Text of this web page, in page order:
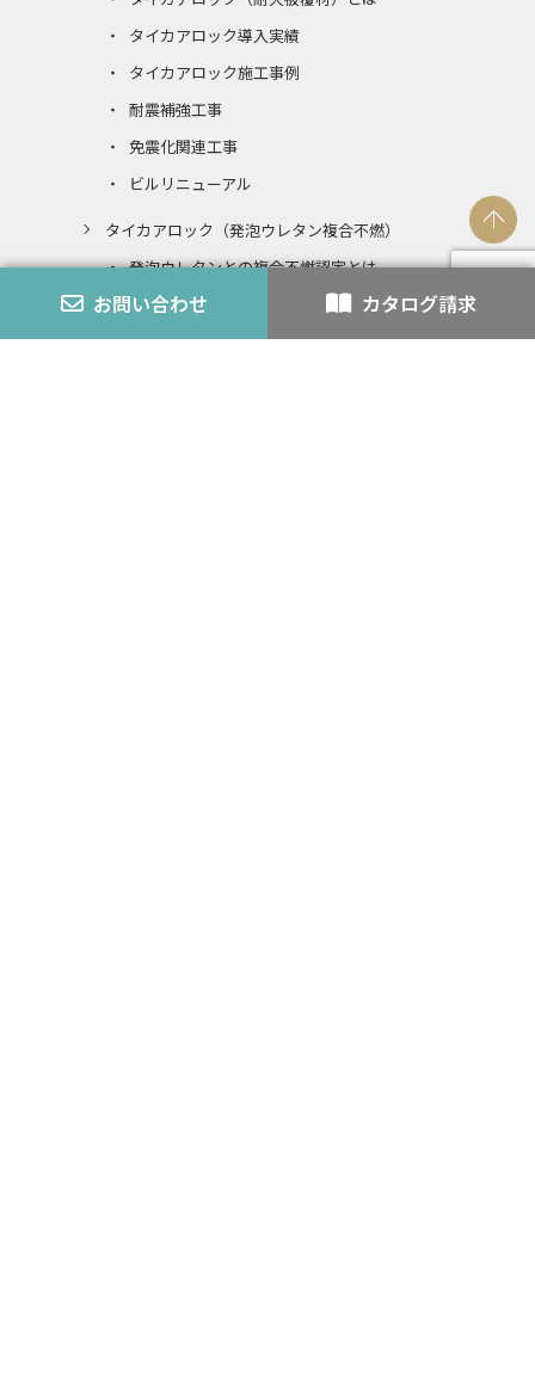
お問い合わせ カタログ請求
タイカアロック導入実績
タイカアロック施工事例
耐震補強工事
免震化関連工事
ビルリニューアル
タイカアロック（発泡ウレタン複合不燃）
発泡ウレタンとの複合不燃認定とは
エコアロック